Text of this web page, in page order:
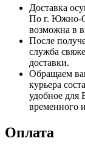
Доставка
По г. Южно-
возможна в
После
служба
доставки.
Обращаем
курьера
удобное для
временного
Оплата